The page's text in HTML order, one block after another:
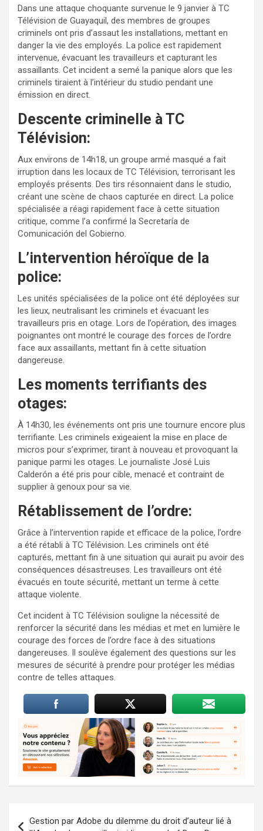
Dans une attaque choquante survenue le 9 janvier à TC
Télévision de Guayaquil, des membres de groupes
criminels ont pris d’assaut les installations, mettant en
danger la vie des employés. La police est rapidement
intervenue, évacuant les travailleurs et capturant les
assaillants. Cet incident a semé la panique alors que les
criminels tiraient à l’intérieur du studio pendant une
émission en direct.
Descente criminelle à TC
Télévision:
Aux environs de 14h18, un groupe armé masqué a fait
irruption dans les locaux de TC Télévision, terrorisant les
employés présents. Des tirs résonnaient dans le studio,
créant une scène de chaos capturée en direct. La police
spécialisée a réagi rapidement face à cette situation
critique, comme l’a confirmé la Secretaría de
Comunicación del Gobierno.
L’intervention héroïque de la
police:
Les unités spécialisées de la police ont été déployées sur
les lieux, neutralisant les criminels et évacuant les
travailleurs pris en otage. Lors de l’opération, des images
poignantes ont montré le courage des forces de l’ordre
face aux assaillants, mettant fin à cette situation
dangereuse.
Les moments terrifiants des
otages:
À 14h30, les événements ont pris une tournure encore plus
terrifiante. Les criminels exigeaient la mise en place de
micros pour s’exprimer, tirant à nouveau et provoquant la
panique parmi les otages. Le journaliste José Luis
Calderón a été pris pour cible, menacé et contraint de
supplier à genoux pour sa vie.
Rétablissement de l’ordre:
Grâce à l’intervention rapide et efficace de la police, l’ordre
a été rétabli à TC Télévision. Les criminels ont été
capturés, mettant fin à une situation qui aurait pu avoir des
conséquences désastreuses. Les travailleurs ont été
évacués en toute sécurité, mettant un terme à cette
attaque violente.
Cet incident à TC Télévision souligne la nécessité de
renforcer la sécurité dans les médias et met en lumière le
courage des forces de l’ordre face à des situations
dangereuses. Il soulève également des questions sur les
mesures de sécurité à prendre pour protéger les médias
contre de telles attaques.
Gestion par Adobe du dilemme du droit d’auteur lié à